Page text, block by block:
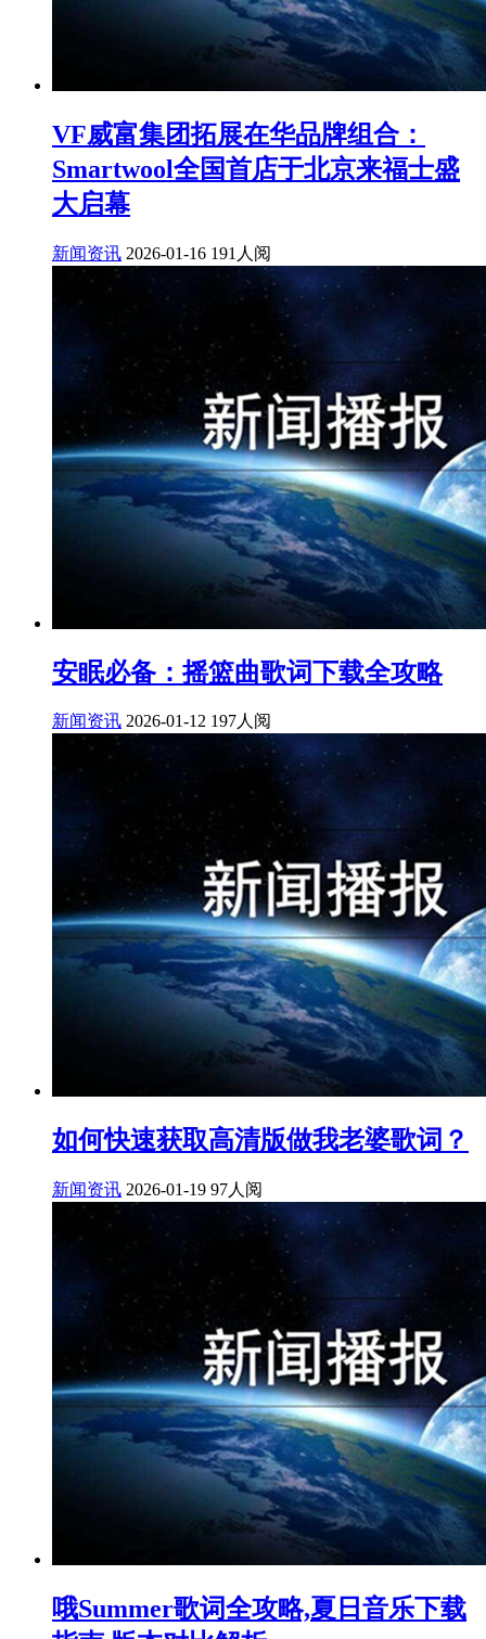
VF威富集团拓展在华品牌组合：
Smartwool全国首店于北京来福士盛
大启幕
新闻资讯 2026-01-16 191人阅
安眠必备：摇篮曲歌词下载全攻略
新闻资讯 2026-01-12 197人阅
如何快速获取高清版做我老婆歌词？
新闻资讯 2026-01-19 97人阅
哦Summer歌词全攻略,夏日音乐下载